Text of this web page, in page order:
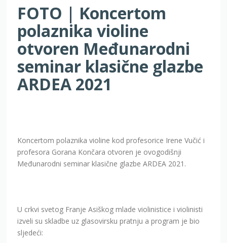
FOTO | Koncertom
polaznika violine
otvoren Međunarodni
seminar klasične glazbe
ARDEA 2021
Koncertom polaznika violine kod profesorice Irene Vučić i
profesora Gorana Končara otvoren je ovogodišnji
Međunarodni seminar klasične glazbe ARDEA 2021.
U crkvi svetog Franje Asiškog mlade violinistice i violinisti
izveli su skladbe uz glasovirsku pratnju a program je bio
sljedeći: